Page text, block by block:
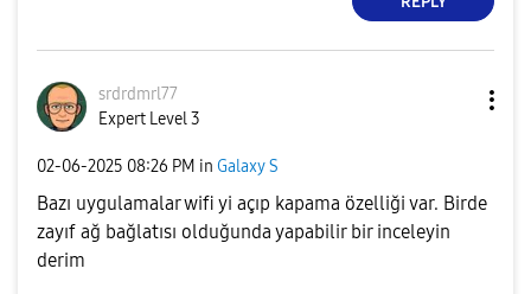
srdrdmrl77
Expert Level 3
‎02-06-2025 08:26 PM in Galaxy S
Bazı uygulamalar wifi yi açıp kapama özelliği var. Birde
zayıf ağ bağlatısı olduğunda yapabilir bir inceleyin
derim